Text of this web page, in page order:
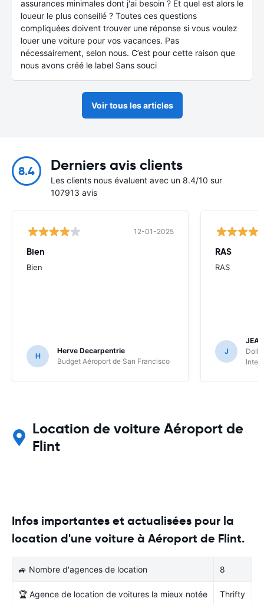
assurances minimales dont j'ai besoin ? Et quel est alors le
loueur le plus conseillé ? Toutes ces questions
compliquées doivent trouver une réponse si vous voulez
louer une voiture pour vos vacances. Pas
nécessairement, selon nous. C’est pour cette raison que
nous avons créé le label Sans souci
Voir tous les articles
8.4 Derniers avis clients
Les clients nous évaluent avec un 8.4/10 sur
107913 avis
12-01-2025
Bien
Bien
H
Herve Decarpentrie
Budget Aéroport de San Francisco
RAS
RAS
J
Location de voiture Aéroport de
Flint
Infos importantes et actualisées pour la
location d'une voiture à Aéroport de Flint.
🚙 Nombre d'agences de location 8
🏆 Agence de location de voitures la mieux notée Thrifty